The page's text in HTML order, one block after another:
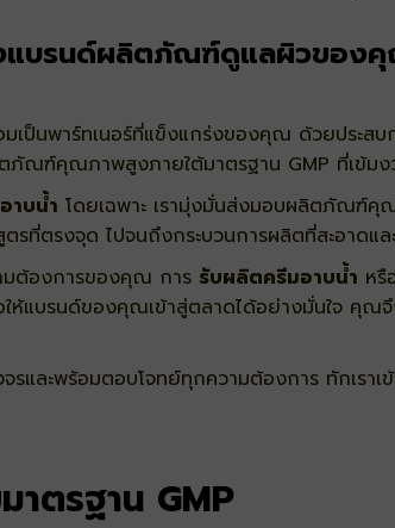
แบรนด์ผลิตภัณฑ์ดูแลผิวของคุ
เป็นพาร์ทเนอร์ที่แข็งแกร่งของคุณ ด้วยประส
ตภัณฑ์คุณภาพสูงภายใต้มาตรฐาน GMP ที่เข้ม
าบน้ำ โดยเฉพาะ เรามุ่งมั่นส่งมอบผลิตภัณฑ์คุ
ที่ตรงจุด ไปจนถึงกระบวนการผลิตที่สะอาดแ
มต้องการของคุณ การ รับผลิตครีมอาบน้ำ หรื
ให้แบรนด์ของคุณเข้าสู่ตลาดได้อย่างมั่นใจ คุณ
และพร้อมตอบโจทย์ทุกความต้องการ ทักเราเ
าตรฐาน GMP